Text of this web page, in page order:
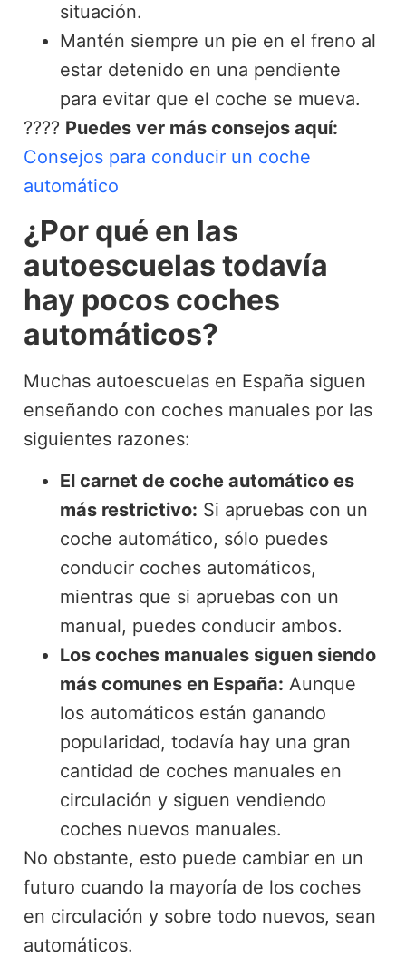
situación.
Mantén siempre un pie en el freno al
estar detenido en una pendiente
para evitar que el coche se mueva.
???? Puedes ver más consejos aquí:
Consejos para conducir un coche
automático
¿Por qué en las
autoescuelas todavía
hay pocos coches
automáticos?
Muchas autoescuelas en España siguen
enseñando con coches manuales por las
siguientes razones:
El carnet de coche automático es
más restrictivo: Si apruebas con un
coche automático, sólo puedes
conducir coches automáticos,
mientras que si apruebas con un
manual, puedes conducir ambos.
Los coches manuales siguen siendo
más comunes en España: Aunque
los automáticos están ganando
popularidad, todavía hay una gran
cantidad de coches manuales en
circulación y siguen vendiendo
coches nuevos manuales.
No obstante, esto puede cambiar en un
futuro cuando la mayoría de los coches
en circulación y sobre todo nuevos, sean
automáticos.